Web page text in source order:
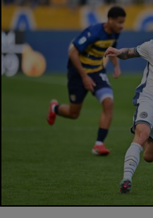
Starurile
EURO 2024
Stranieri
Clasamente
Tenis
Handbal